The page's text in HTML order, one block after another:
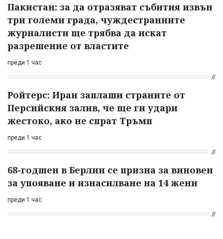
Пакистан: за да отразяват събития извън
три големи града, чуждестранните
журналисти ще трябва да искат
разрешение от властите
преди 1 час
Ройтерс: Иран заплаши страните от
Персийския залив, че ще ги удари
жестоко, ако не спрат Тръмп
преди 1 час
68-годшен в Берлин се призна за виновен
за упояване и изнасилване на 14 жени
преди 1 час